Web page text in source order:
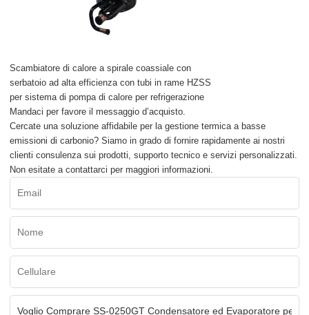
Scambiatore di calore a spirale coassiale con
serbatoio ad alta efficienza con tubi in rame HZSS
per sistema di pompa di calore per refrigerazione
Mandaci per favore il messaggio d’acquisto.
Cercate una soluzione affidabile per la gestione termica a basse
emissioni di carbonio? Siamo in grado di fornire rapidamente ai nostri
clienti consulenza sui prodotti, supporto tecnico e servizi personalizzati.
Non esitate a contattarci per maggiori informazioni.